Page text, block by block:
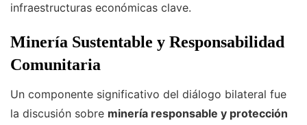
infraestructuras económicas clave.
Minería Sustentable y Responsabilidad
Comunitaria
Un componente significativo del diálogo bilateral fue
la discusión sobre minería responsable y protección